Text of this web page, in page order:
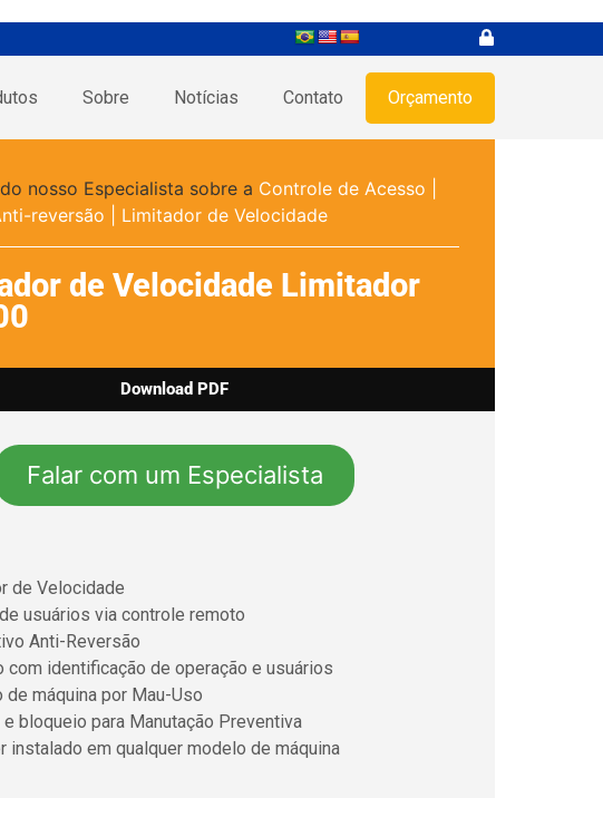
Sobre Notícias Contato Orçamento
nosso Especialista sobre a Controle de Acesso
reversão
Limitador de Velocidade
de Velocidade Limitador
Download PDF
Falar com um Especialista
de Velocidade
usuários via controle remoto
Anti-Reversão
com identificação de operação e usuários
de máquina por Mau-Uso
bloqueio para Manutação Preventiva
instalado em qualquer modelo de máquina